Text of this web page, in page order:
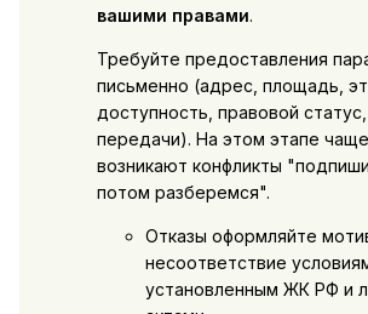
вашими правами.
Требуйте предоставления
письменно (адрес, площадь,
доступность, правовой
передачи). На этом этапе
возникают конфликты
потом разберемся".
Отказы оформляйте
несоответствие
установленным ЖК РФ и